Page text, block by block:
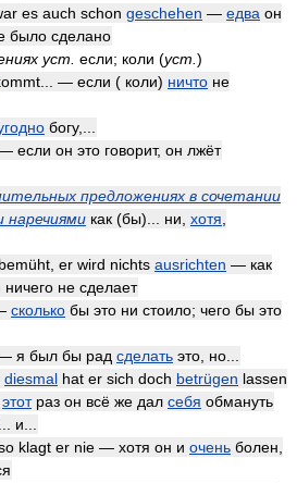
es auch schon geschehen — едва он
было сделано
уст. если; коли (уст. )
— если ( коли) ничто не
богу,...
если он это говорит, он лжёт
предложениях в сочетании
наречиями как (бы)... ни, хотя
er wird nichts ausrichten — как
не сделает
сколько бы это ни стоило; чего бы это
я был бы рад сделать это, но...
diesmal hat er sich doch betrügen lassen
этотраз он всё же дал себя обмануть
... и...
klagt er nie — хотя он и очень болен,